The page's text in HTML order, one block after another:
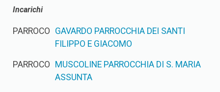
Incarichi
PARROCO GAVARDO PARROCCHIA DEI SANTI
FILIPPO E GIACOMO
PARROCO MUSCOLINE PARROCCHIA DI S. MARIA
ASSUNTA